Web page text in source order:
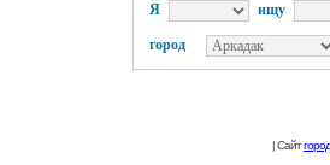
Я ищу
город
| Сайт